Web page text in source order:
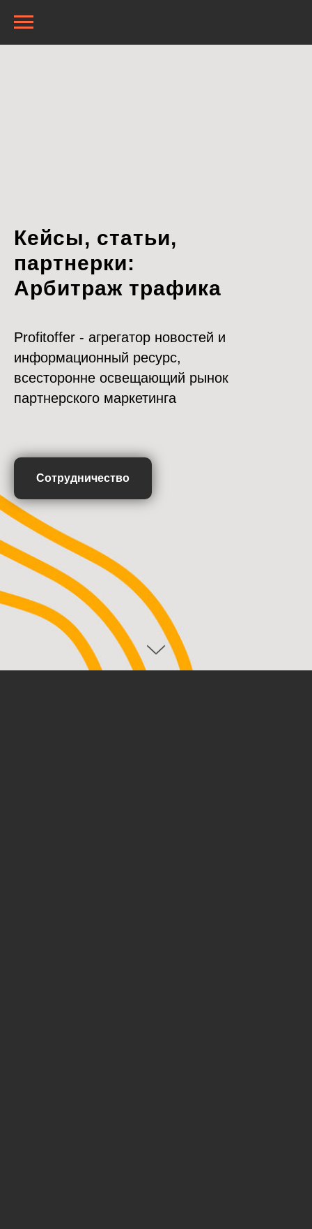
Кейсы, статьи,
партнерки:
Арбитраж трафика
Profitoffer - агрегатор новостей и
информационный ресурс,
всесторонне освещающий рынок
партнерского маркетинга
Сотрудничество